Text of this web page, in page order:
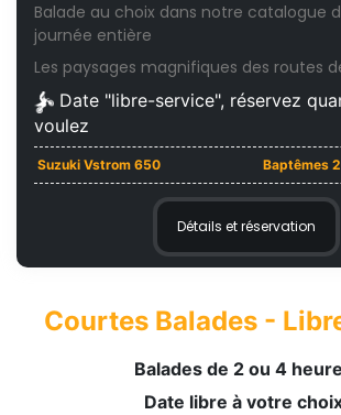
Balade au choix dans notre catalogue
journée entière
Les paysages magnifiques des routes
Date "libre-service", réservez
voulez
Suzuki Vstrom 650 Baptêmes
Détails et réservation
Courtes Balades -
Balades de 2 ou 4
Date libre à votre